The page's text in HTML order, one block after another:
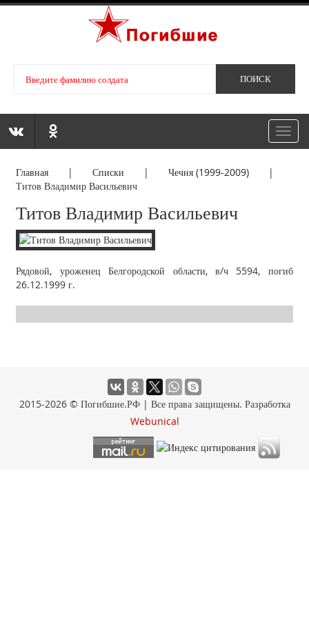
Главная |Списки | Чечня (1999-2009)|
Титов Владимир Васильевич
Титов Владимир Васильевич
Рядовой, уроженец Белгородской области, в/ч 5594, погиб
26.12.1999 г.
2015-2026 © Погибшие.РФ | Все права защищены. Разработка
Webunical